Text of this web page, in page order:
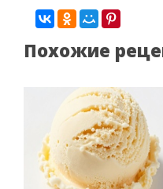
Похожие